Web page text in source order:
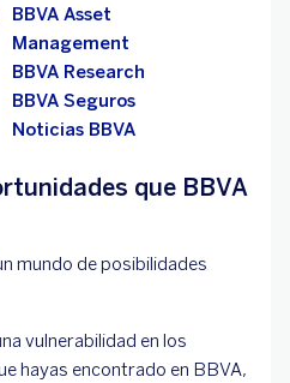
BBVA Asset
Management
BBVA Research
BBVA Seguros
Noticias BBVA
que BBVA
mundo de posibilidades
vulnerabilidad en los
hayas encontrado en BBVA,